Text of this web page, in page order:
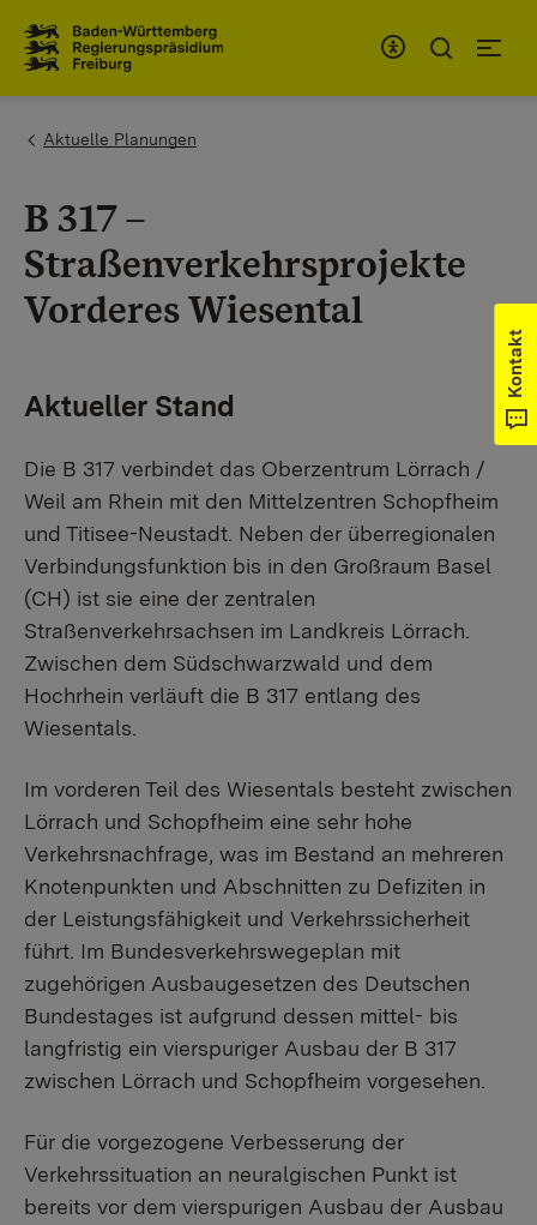
You are here:
Aktuelle Planungen
B 317 –
Straßenverkehrsprojekte
Vorderes Wiesental
Kontakt
Aktueller Stand
Die B 317 verbindet das Oberzentrum Lörrach /
Weil am Rhein mit den Mittelzentren Schopfheim
und Titisee-Neustadt. Neben der überregionalen
Verbindungsfunktion bis in den Großraum Basel
(CH) ist sie eine der zentralen
Straßenverkehrsachsen im Landkreis Lörrach.
Zwischen dem Südschwarzwald und dem
Hochrhein verläuft die B 317 entlang des
Wiesentals.
Im vorderen Teil des Wiesentals besteht zwischen
Lörrach und Schopfheim eine sehr hohe
Verkehrsnachfrage, was im Bestand an mehreren
Knotenpunkten und Abschnitten zu Defiziten in
der Leistungsfähigkeit und Verkehrssicherheit
führt. Im Bundesverkehrswegeplan mit
zugehörigen Ausbaugesetzen des Deutschen
Bundestages ist aufgrund dessen mittel- bis
langfristig ein vierspuriger Ausbau der B 317
zwischen Lörrach und Schopfheim vorgesehen.
Für die vorgezogene Verbesserung der
Verkehrssituation an neuralgischen Punkt ist
bereits vor dem vierspurigen Ausbau der Ausbau